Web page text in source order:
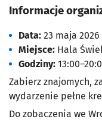
Informacje
Data: 23 maja 2026
Miejsce: Hala
Godziny:
Zabierz znajomych,
wydarzenie pełne
Do zobaczenia we